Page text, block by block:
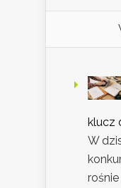
klucz
W